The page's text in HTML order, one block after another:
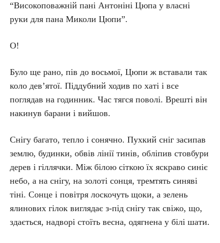
“Високоповажній пані Антоніні Цюпа у власні
руки для пана Миколи Цюпи”.
О!
Було ще рано, пів до восьмої, Цюпи ж вставали так
коло дев’ятої. Піддубний ходив по хаті і все
поглядав на годинник. Час тягся поволі. Врешті він
накинув барани і вийшов.
Снігу багато, тепло і сонячно. Пухкий сніг засипав
землю, будинки, обвів лінії тинів, обліпив стовбури
дерев і гіллячки. Між білою сіткою їх яскраво синіє
небо, а на снігу, на золоті сонця, тремтять синяві
тіні. Сонце і повітря лоскочуть щоки, а зелень
ялинових гілок виглядає з-під снігу так свіжо, що,
здається, надворі стоїть весна, одягнена у білі шати.